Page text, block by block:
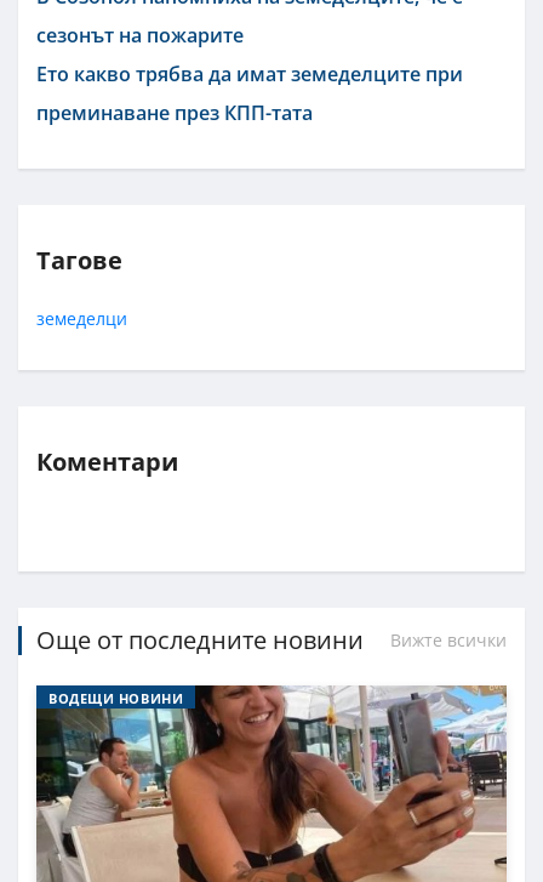
сезонът на пожарите
Ето какво трябва да имат земеделците при
преминаване през КПП-тата
Тагове
земеделци
Коментари
Още от последните новини Вижте всички
ВОДЕЩИ НОВИНИ